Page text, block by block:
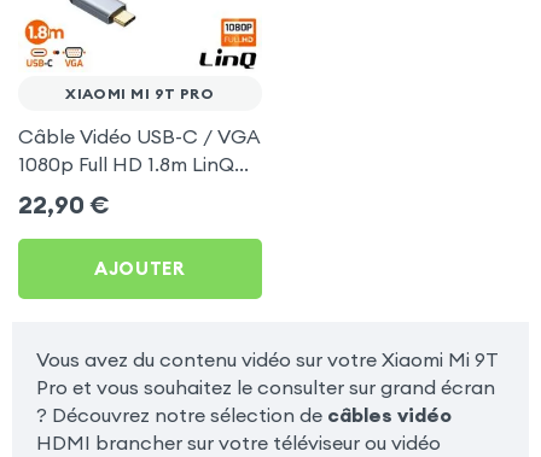
XIAOMI MI 9T PRO
Câble Vidéo USB-C / VGA
1080p Full HD 1.8m LinQ
pour Xiaomi Mi 9T Pro
22,90 €
AJOUTER
Vous avez du contenu vidéo sur votre Xiaomi Mi 9T
Pro et vous souhaitez le consulter sur grand écran
? Découvrez notre sélection de câbles vidéo
HDMI brancher sur votre téléviseur ou vidéo